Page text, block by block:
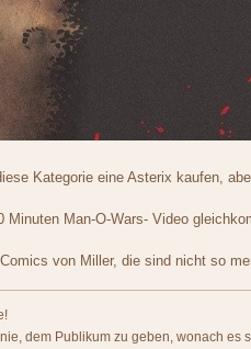
Kategorie eine Asterix kaufen,
Minuten Man-O-Wars- Video
von Miller, die sind nicht so
dem Publikum zu geben, wonach